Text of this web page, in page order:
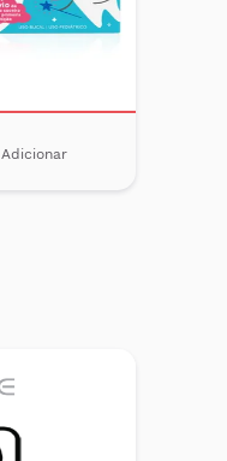
Adicionar